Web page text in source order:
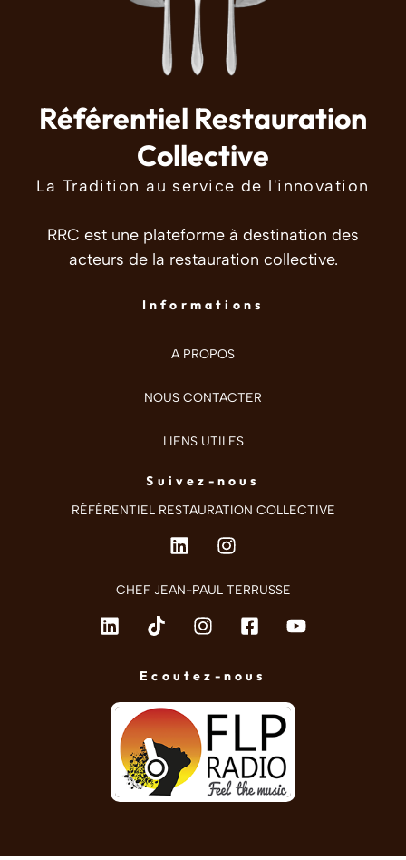
Référentiel Restauration
Collective
La Tradition au service de l'innovation
RRC est une plateforme à destination des
acteurs de la restauration collective.
Informations
A PROPOS
NOUS CONTACTER
LIENS UTILES
Suivez-nous
RÉFÉRENTIEL RESTAURATION COLLECTIVE
CHEF JEAN-PAUL TERRUSSE
Ecoutez-nous